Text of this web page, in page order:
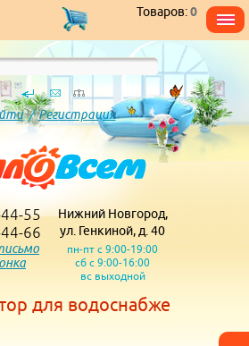
Товаров:0
/Регистрация
55
66
Нижний Новгород,
ул. Генкиной, д. 40
пн-пт с 9:00-19:00
сб с 9:00-16:00
вс выходной
для водоснабже